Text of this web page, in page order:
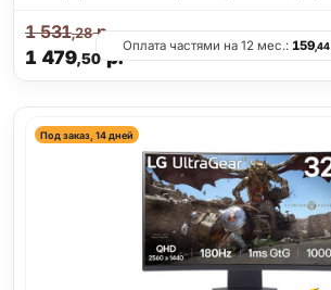
1 479,50 р.
1 531,28р.
Оплата частями на 12 мес.:159,44
Под заказ, 14 дней